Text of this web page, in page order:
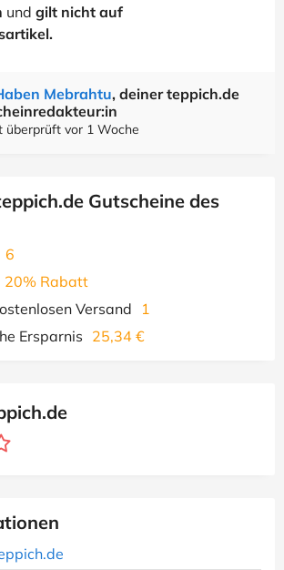
und gilt nicht auf
Mebrahtu, deiner teppich.de
überprüft vor 1 Woche
Gutscheine des
6
20% Rabatt
Versand
1
Ersparnis 25,34 €